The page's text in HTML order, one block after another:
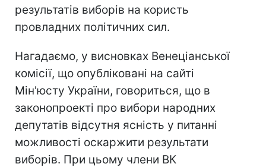
результатів виборів на користь
провладних політичних сил.
Нагадаємо, у висновках Венеціанської
комісії, що опубліковані на сайті
Мін'юсту України, говориться, що в
законопроекті про вибори народних
депутатів відсутня ясність у питанні
можливості оскаржити результати
виборів. При цьому члени ВК